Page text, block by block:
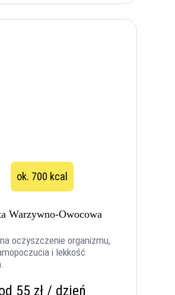
ok. 700 kcal
Warzywno-Owocowa
oczyszczenie organizmu,
i lekkość
55 zł / dzień